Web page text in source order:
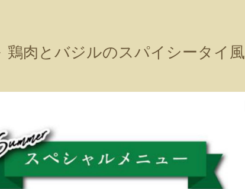
鶏肉とバジルのスパイシータイ風